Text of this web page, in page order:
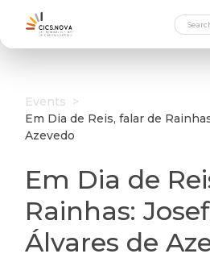
Events >
Em Dia de Reis, falar de
Azevedo
Em Dia de
Rainhas:
Álvares de